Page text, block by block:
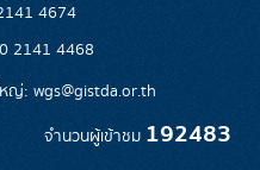
4674
2141 4468
ญ่: wgs@gistda.or.th
จำนวนผู้เข้าชม 192483